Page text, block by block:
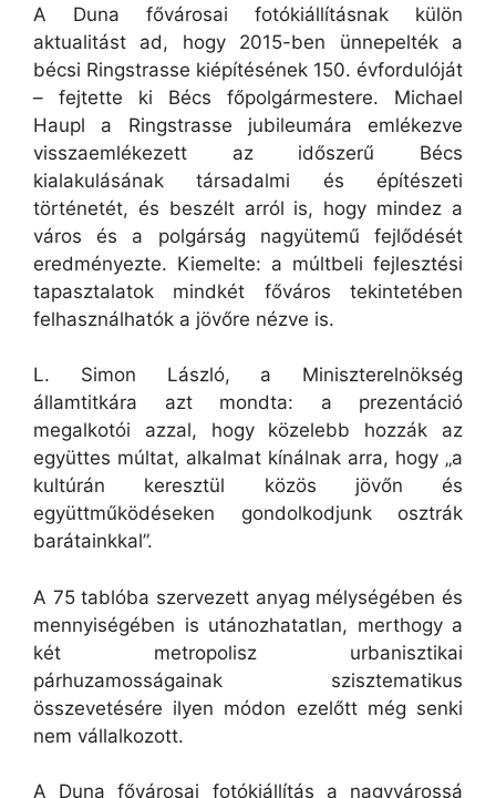
A Duna fővárosai fotókiállításnak külön
aktualitást ad, hogy 2015-ben ünnepelték a
bécsi Ringstrasse kiépítésének 150. évfordulóját
– fejtette ki Bécs főpolgármestere. Michael
Haupl a Ringstrasse jubileumára emlékezve
visszaemlékezett az időszerű Bécs
kialakulásának társadalmi és építészeti
történetét, és beszélt arról is, hogy mindez a
város és a polgárság nagyütemű fejlődését
eredményezte. Kiemelte: a múltbeli fejlesztési
tapasztalatok mindkét főváros tekintetében
felhasználhatók a jövőre nézve is.
L. Simon László, a Miniszterelnökség
államtitkára azt mondta: a prezentáció
megalkotói azzal, hogy közelebb hozzák az
együttes múltat, alkalmat kínálnak arra, hogy „a
kultúrán keresztül közös jövőn és
együttműködéseken gondolkodjunk osztrák
barátainkkal”.
A 75 tablóba szervezett anyag mélységében és
mennyiségében is utánozhatatlan, merthogy a
két metropolisz urbanisztikai
párhuzamosságainak szisztematikus
összevetésére ilyen módon ezelőtt még senki
nem vállalkozott.
A Duna fővárosai fotókiállítás a nagyvárossá